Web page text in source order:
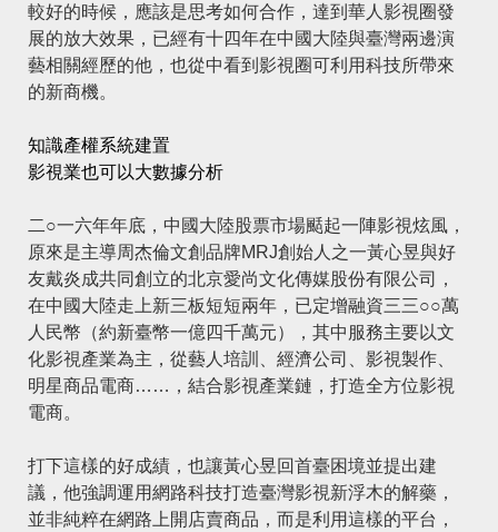
較好的時候，應該是思考如何合作，達到華人影視圈發
展的放大效果，已經有十四年在中國大陸與臺灣兩邊演
藝相關經歷的他，也從中看到影視圈可利用科技所帶來
的新商機。
知識產權系統建置
影視業也可以大數據分析
二○一六年年底，中國大陸股票市場颳起一陣影視炫風，
原來是主導周杰倫文創品牌MRJ創始人之一黃心昱與好
友戴炎成共同創立的北京愛尚文化傳媒股份有限公司，
在中國大陸走上新三板短短兩年，已定增融資三三○○萬
人民幣（約新臺幣一億四千萬元），其中服務主要以文
化影視產業為主，從藝人培訓、經濟公司、影視製作、
明星商品電商……，結合影視產業鏈，打造全方位影視
電商。
打下這樣的好成績，也讓黃心昱回首臺困境並提出建
議，他強調運用網路科技打造臺灣影視新浮木的解藥，
並非純粹在網路上開店賣商品，而是利用這樣的平台，